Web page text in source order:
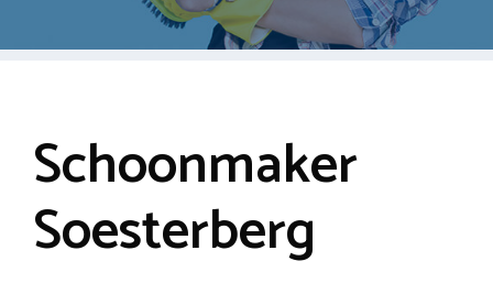
Schoonmaker
Soesterberg